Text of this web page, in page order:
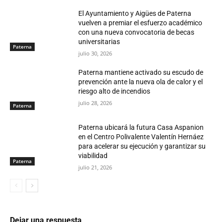
Paterna
El Ayuntamiento y Aigües de Paterna
vuelven a premiar el esfuerzo académico
con una nueva convocatoria de becas
universitarias
julio 30, 2026
Paterna
Paterna mantiene activado su escudo de
prevención ante la nueva ola de calor y el
riesgo alto de incendios
julio 28, 2026
Paterna
Paterna ubicará la futura Casa Aspanion
en el Centro Polivalente Valentín Hernáez
para acelerar su ejecución y garantizar su
viabilidad
julio 21, 2026